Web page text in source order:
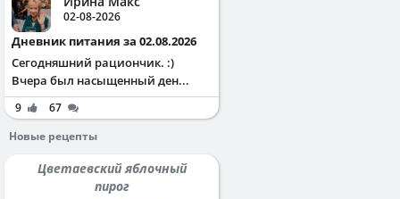
02-08-2026
Дневник питания за 02.08.2026
Сегодняшний рациончик. :)
Вчера был насыщенный ден...
9
67
Новые рецепты
Цветаевский яблочный
пирог